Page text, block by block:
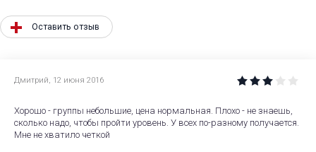
Оставить отзыв
Дмитрий, 12 июня 2016
Хорошо - группы небольшие, цена нормальная. Плохо - не знаешь,
сколько надо, чтобы пройти уровень. У всех по-разному получается.
Мне не хватило четкой